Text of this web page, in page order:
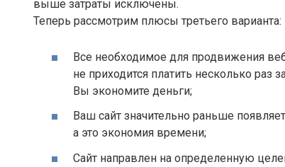
выше затраты исключены.
Теперь рассмотрим плюсы третьего варианта:
Все необходимое для продвижения
не приходится платить несколько раз
Вы экономите деньги;
Ваш сайт значительно раньше
а это экономия времени;
Сайт направлен на определенную